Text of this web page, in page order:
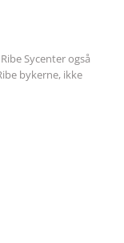
Sycenter også
bykerne, ikke